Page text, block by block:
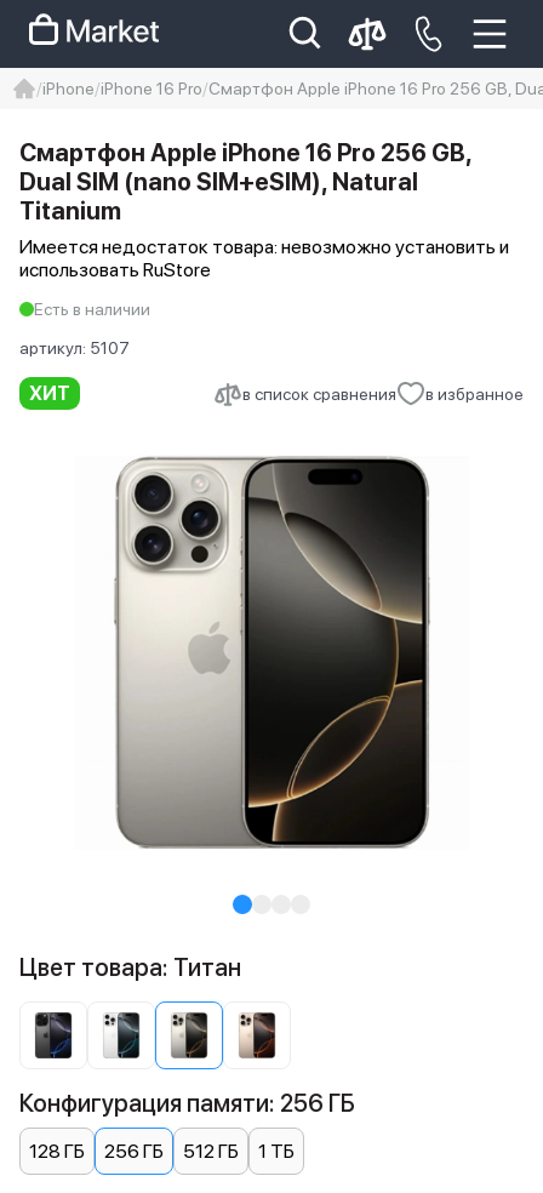
Iphone 14 pro max
айфон 14
iPhone iPhone 16 Pro Смартфон Apple iPhone 16 Pro 256 GB,
ХИТ в список сравнения в избранное
Смартфон Apple iPhone 16 Pro 256 GB,
Dual SIM (nano SIM+eSIM), Natural
Titanium
Имеется недостаток товара: невозможно установить и
использовать RuStore
Есть в наличии
артикул: 5107
Цвет товара: Титан
Конфигурация памяти: 256 ГБ
128 ГБ 256 ГБ 512 ГБ 1 ТБ